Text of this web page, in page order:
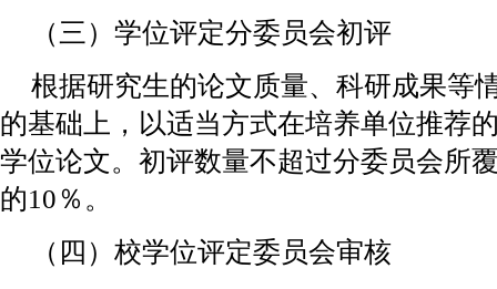
（三）学位评定分委员会初评
根据研究生的论文质量、科研成果等
的基础上，以适当方式在培养单位推荐
学位论文。初评数量不超过分委员会所
的10％。
（四）校学位评定委员会审核